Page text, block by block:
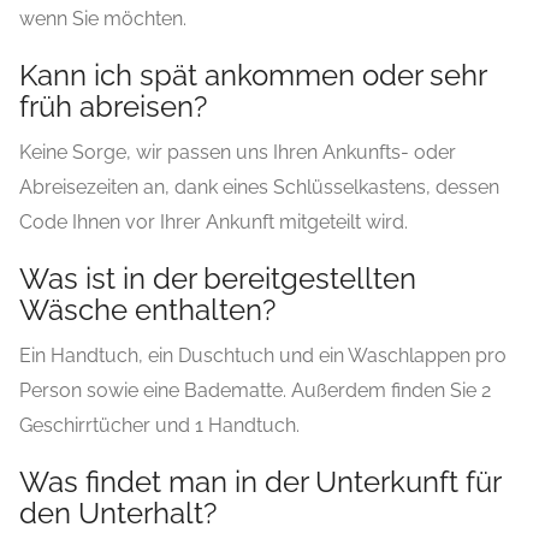
wenn Sie möchten.
Kann ich spät ankommen oder sehr
früh abreisen?
Keine Sorge, wir passen uns Ihren Ankunfts- oder
Abreisezeiten an, dank eines Schlüsselkastens, dessen
Code Ihnen vor Ihrer Ankunft mitgeteilt wird.
Was ist in der bereitgestellten
Wäsche enthalten?
Ein Handtuch, ein Duschtuch und ein Waschlappen pro
Person sowie eine Badematte. Außerdem finden Sie 2
Geschirrtücher und 1 Handtuch.
Was findet man in der Unterkunft für
den Unterhalt?